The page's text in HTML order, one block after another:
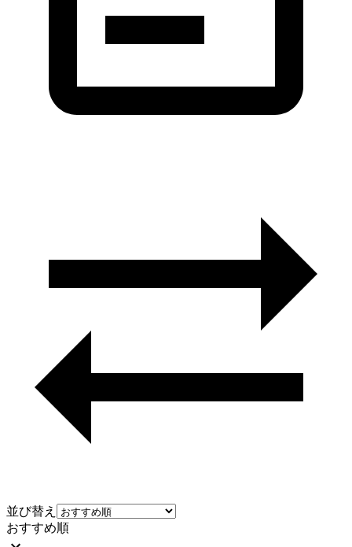
並び替え
おすすめ順